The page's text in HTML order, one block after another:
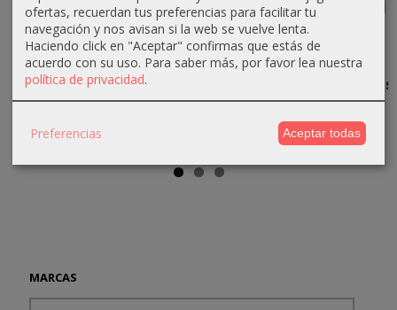
MARCAS
Más allá de
los eones y
otras...
31,83 €
Peter Pan
12,83 €
13,50 €
El Método
en la Locura:
Tres...
11,40 €
Hombres
Topo
quieren tus
Ojos y...
50,00 €
ofertas, recuerdan tus preferencias para facilitar tu
navegación y nos avisan si la web se vuelve lenta.
Haciendo click en "Aceptar" confirmas que estás de
acuerdo con su uso. Para saber más, por favor lea nuestra
política de privacidad.
Preferencias Aceptar todas